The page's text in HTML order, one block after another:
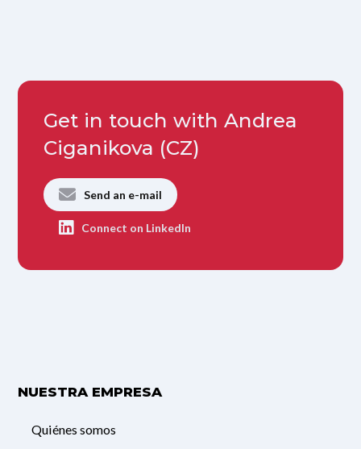
Get in touch with Andrea
Ciganikova (CZ)
Send an e-mail
Connect on LinkedIn
NUESTRA EMPRESA
Quiénes somos